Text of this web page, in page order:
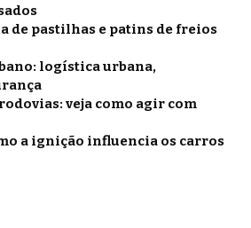
de pastilhas e patins de freios
logística urbana,
veja como agir com
a ignição influencia os carros